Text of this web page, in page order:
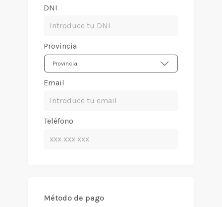
DNI
Provincia
Provincia
Email
Teléfono
Método de pago